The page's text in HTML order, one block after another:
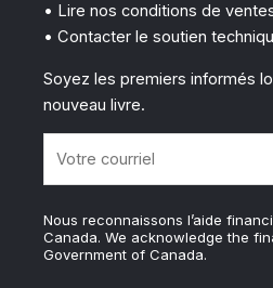
• Lire nos conditions de
• Contacter le soutien
Soyez les premiers informés
nouveau livre.
Nous reconnaissons l’aide
Canada. We acknowledge the
Government of Canada.